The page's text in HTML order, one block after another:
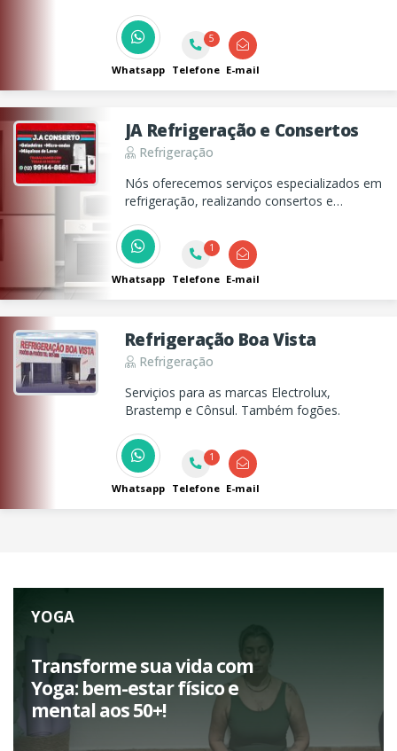
Whatsapp
5
Telefone E-mail
JA Refrigeração e Consertos
Refrigeração
Nós oferecemos serviços especializados em
refrigeração, realizando consertos e
lavar, microondas e muito mais. Confie na
nossa experiência para cuidar dos seus
eletrodomésticos.
Whatsapp
1
Telefone E-mail
Refrigeração Boa Vista
Refrigeração
Serviçios para as marcas Electrolux,
Brastemp e Cônsul. Também fogões.
Whatsapp
1
Telefone E-mail
YOGA
Transforme sua vida com
Yoga: bem-estar físico e
mental aos 50+!